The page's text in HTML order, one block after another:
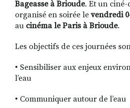
Bageasse à Brioude. Et un
organisé en soirée le vendredi
au cinéma le Paris à Brioude.
Les objectifs de ces journées
• Sensibiliser aux enjeux
l’eau
• Communiquer autour de l’eau